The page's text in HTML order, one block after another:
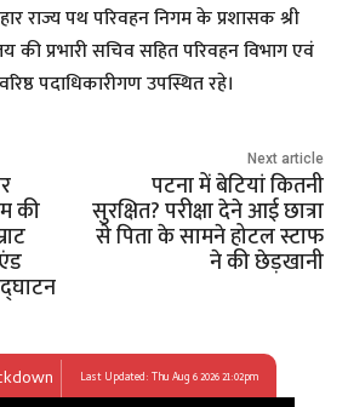
राज्य पथ परिवहन निगम के प्रशासक श्री
की प्रभारी सचिव सहित परिवहन विभाग एवं
पदाधिकारीगण उपस्थित रहे।
की
Next article
पटना में बेटियां कितनी
सुरक्षित? परीक्षा देने आई छात्रा
से पिता के सामने होटल स्टाफ
ने की छेड़खानी